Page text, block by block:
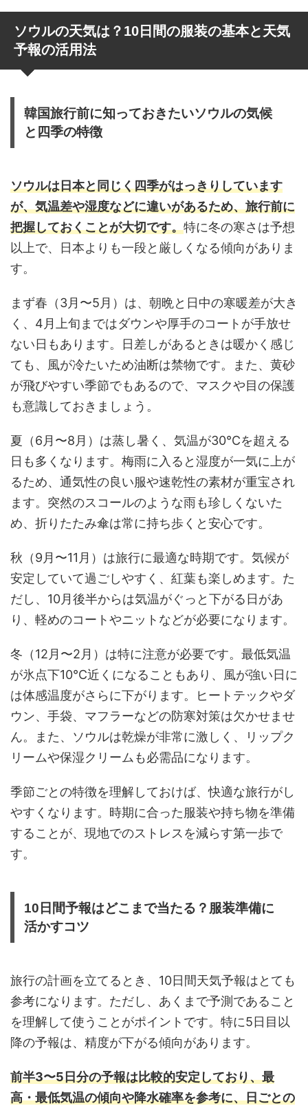
ソウルの天気は？10日間の服装の基本と天気
予報の活用法
韓国旅行前に知っておきたいソウルの気候
と四季の特徴
ソウルは日本と同じく四季がはっきりしています
が、気温差や湿度などに違いがあるため、旅行前に
把握しておくことが大切です。特に冬の寒さは予想
以上で、日本よりも一段と厳しくなる傾向がありま
す。
まず春（3月〜5月）は、朝晩と日中の寒暖差が大き
く、4月上旬まではダウンや厚手のコートが手放せ
ない日もあります。日差しがあるときは暖かく感じ
ても、風が冷たいため油断は禁物です。また、黄砂
が飛びやすい季節でもあるので、マスクや目の保護
も意識しておきましょう。
夏（6月〜8月）は蒸し暑く、気温が30℃を超える
日も多くなります。梅雨に入ると湿度が一気に上が
るため、通気性の良い服や速乾性の素材が重宝され
ます。突然のスコールのような雨も珍しくないた
め、折りたたみ傘は常に持ち歩くと安心です。
秋（9月〜11月）は旅行に最適な時期です。気候が
安定していて過ごしやすく、紅葉も楽しめます。た
だし、10月後半からは気温がぐっと下がる日があ
り、軽めのコートやニットなどが必要になります。
冬（12月〜2月）は特に注意が必要です。最低気温
が氷点下10℃近くになることもあり、風が強い日に
は体感温度がさらに下がります。ヒートテックやダ
ウン、手袋、マフラーなどの防寒対策は欠かせませ
ん。また、ソウルは乾燥が非常に激しく、リップク
リームや保湿クリームも必需品になります。
季節ごとの特徴を理解しておけば、快適な旅行がし
やすくなります。時期に合った服装や持ち物を準備
することが、現地でのストレスを減らす第一歩で
す。
10日間予報はどこまで当たる？服装準備に
活かすコツ
旅行の計画を立てるとき、10日間天気予報はとても
参考になります。ただし、あくまで予測であること
を理解して使うことがポイントです。特に5日目以
降の予報は、精度が下がる傾向があります。
前半3〜5日分の予報は比較的安定しており、最
高・最低気温の傾向や降水確率を参考に、日ごとの